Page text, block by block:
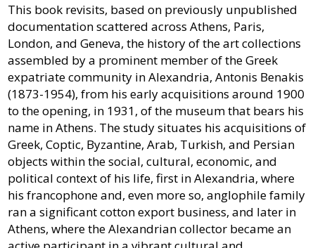
This book revisits, based on previously unpublished
documentation scattered across Athens, Paris,
London, and Geneva, the history of the art collections
assembled by a prominent member of the Greek
expatriate community in Alexandria, Antonis Benakis
(1873-1954), from his early acquisitions around 1900
to the opening, in 1931, of the museum that bears his
name in Athens. The study situates his acquisitions of
Greek, Coptic, Byzantine, Arab, Turkish, and Persian
objects within the social, cultural, economic, and
political context of his life, first in Alexandria, where
his francophone and, even more so, anglophile family
ran a significant cotton export business, and later in
Athens, where the Alexandrian collector became an